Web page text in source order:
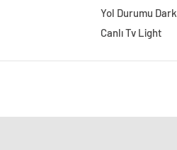
Yol Durumu Dark
Canlı Tv Light